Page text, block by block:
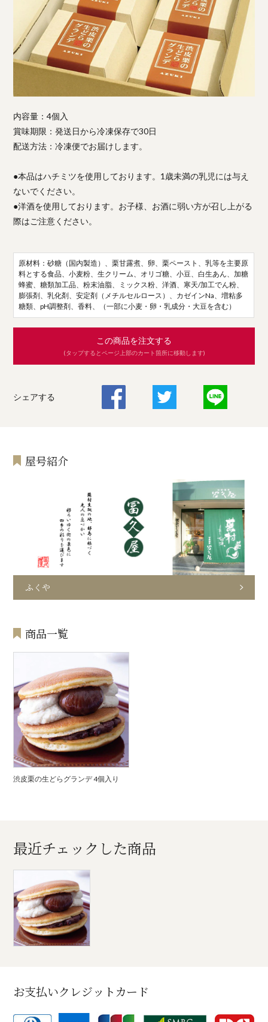
内容量：4個入
賞味期限：発送日から冷凍保存で30日
配送方法：冷凍便でお届けします。
●本品はハチミツを使用しております。1歳未満の乳児には与え
ないでください。
●洋酒を使用しております。お子様、お酒に弱い方が召し上がる
際はご注意ください。
原材料：砂糖（国内製造）、栗甘露煮、卵、栗ペースト、乳等を主要原
料とする食品、小麦粉、生クリーム、オリゴ糖、小豆、白生あん、加糖
蜂蜜、糖類加工品、粉末油脂、ミックス粉、洋酒、寒天/加工でん粉、
膨張剤、乳化剤、安定剤（メチルセルロース）、カゼインNa、増粘多
糖類、pH調整剤、香料、（一部に小麦・卵・乳成分・大豆を含む）
この商品を注文する
(タップするとページ上部のカート箇所に移動します)
シェアする
屋号紹介
ふくや
商品一覧
渋皮栗の生どらグランデ 4個入り
最近チェックした商品
お支払いクレジットカード